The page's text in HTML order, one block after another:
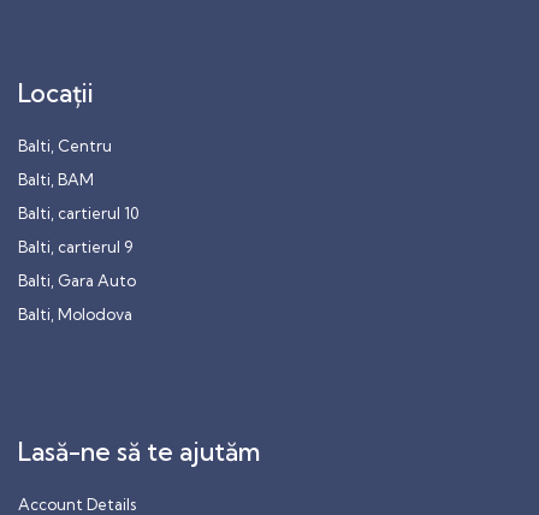
Locații
Balti, Centru
Balti, BAM
Balti, cartierul 10
Balti, cartierul 9
Balti, Gara Auto
Balti, Molodova
Lasă-ne să te ajutăm
Account Details